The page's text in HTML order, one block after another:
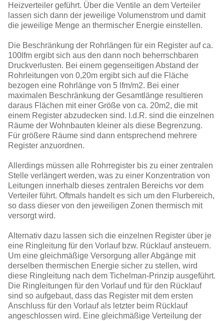
Heizverteiler geführt. Über die Ventile an dem Verteiler
lassen sich dann der jeweilige Volumenstrom und damit
die jeweilige Menge an thermischer Energie einstellen.
Die Beschränkung der Rohrlängen für ein Register auf ca.
100lfm ergibt sich aus den dann noch beherrschbaren
Druckverlusten. Bei einem gegenseitigen Abstand der
Rohrleitungen von 0,20m ergibt sich auf die Fläche
bezogen eine Rohrlänge von 5 lfm/m2. Bei einer
maximalen Beschränkung der Gesamtlänge resultieren
daraus Flächen mit einer Größe von ca. 20m2, die mit
einem Register abzudecken sind. I.d.R. sind die einzelnen
Räume der Wohnbauten kleiner als diese Begrenzung.
Für größere Räume sind dann entsprechend mehrere
Register anzuordnen.
Allerdings müssen alle Rohrregister bis zu einer zentralen
Stelle verlängert werden, was zu einer Konzentration von
Leitungen innerhalb dieses zentralen Bereichs vor dem
Verteiler führt. Oftmals handelt es sich um den Flurbereich,
so dass dieser von den jeweiligen Zonen thermisch mit
versorgt wird.
Alternativ dazu lassen sich die einzelnen Register über je
eine Ringleitung für den Vorlauf bzw. Rücklauf ansteuern.
Um eine gleichmäßige Versorgung aller Abgänge mit
derselben thermischen Energie sicher zu stellen, wird
diese Ringleitung nach dem Tichelman-Prinzip ausgeführt.
Die Ringleitungen für den Vorlauf und für den Rücklauf
sind so aufgebaut, dass das Register mit dem ersten
Anschluss für den Vorlauf als letzter beim Rücklauf
angeschlossen wird. Eine gleichmäßige Verteilung der